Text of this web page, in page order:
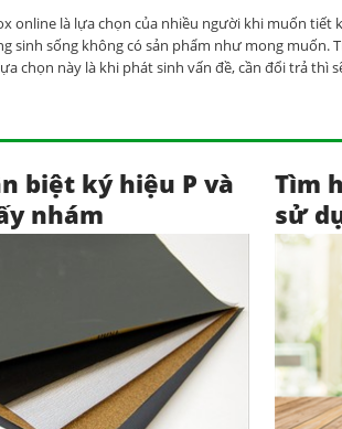
online là lựa chọn của nhiều người khi muốn tiết
sinh sống không có sản phẩm như mong muốn.
chọn này là khi phát sinh vấn đề, cần đổi trả thì
biệt ký hiệu P và
nhám
Tìm
sử